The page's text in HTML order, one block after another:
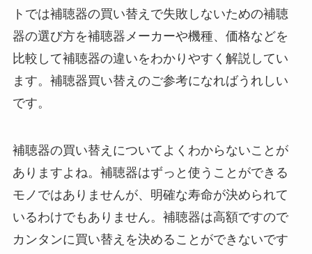
トでは補聴器の買い替えで失敗しないための補聴
器の選び方を補聴器メーカーや機種、価格などを
比較して補聴器の違いをわかりやすく解説してい
ます。補聴器買い替えのご参考になればうれしい
です。
補聴器の買い替えについてよくわからないことが
ありますよね。補聴器はずっと使うことができる
モノではありませんが、明確な寿命が決められて
いるわけでもありません。補聴器は高額ですので
カンタンに買い替えを決めることができないです